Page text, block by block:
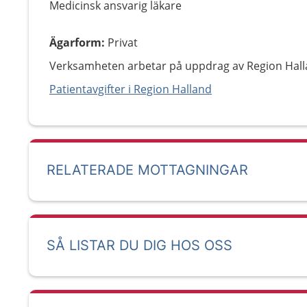
Medicinsk ansvarig läkare
Ägarform: Privat
Verksamheten arbetar på uppdrag av Region
Patientavgifter i Region Halland
RELATERADE MOTTAGNINGAR
SÅ LISTAR DU DIG HOS OSS